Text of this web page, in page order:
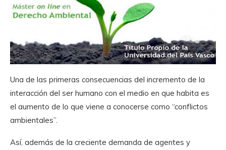
Una de las primeras consecuencias del incremento de la
interacción del ser humano con el medio en que habita es
el aumento de lo que viene a conocerse como “conflictos
ambientales”.
Así, además de la creciente demanda de agentes y